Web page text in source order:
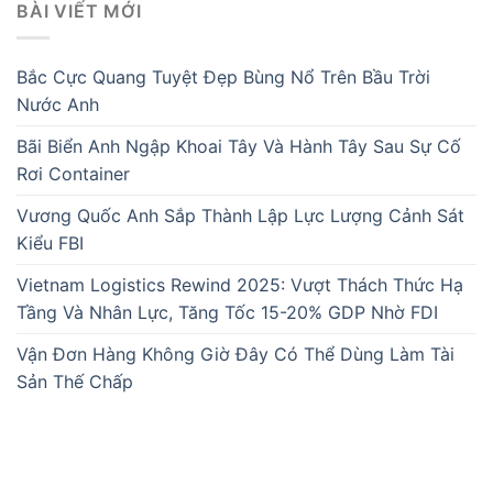
BÀI VIẾT MỚI
Bắc Cực Quang Tuyệt Đẹp Bùng Nổ Trên Bầu Trời
Nước Anh
Bãi Biển Anh Ngập Khoai Tây Và Hành Tây Sau Sự Cố
Rơi Container
Vương Quốc Anh Sắp Thành Lập Lực Lượng Cảnh Sát
Kiểu FBI
Vietnam Logistics Rewind 2025: Vượt Thách Thức Hạ
Tầng Và Nhân Lực, Tăng Tốc 15-20% GDP Nhờ FDI
Vận Đơn Hàng Không Giờ Đây Có Thể Dùng Làm Tài
Sản Thế Chấp